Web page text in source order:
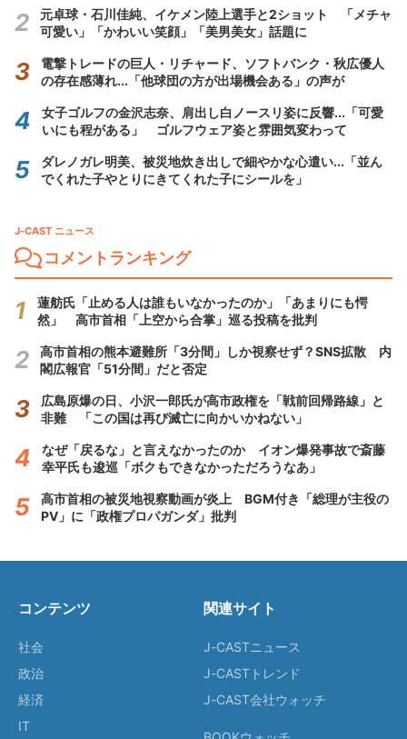
元卓球・石川佳純、イケメン陸上選手と2ショット 「メチャ
可愛い」「かわいい笑顔」「美男美女」話題に
電撃トレードの巨人・リチャード、ソフトバンク・秋広優人
の存在感薄れ...「他球団の方が出場機会ある」の声が
女子ゴルフの金沢志奈、肩出し白ノースリ姿に反響...「可愛
いにも程がある」 ゴルフウェア姿と雰囲気変わって
ダレノガレ明美、被災地炊き出しで細やかな心遣い...「並ん
でくれた子やとりにきてくれた子にシールを」
J-CAST ニュース
コメントランキング
蓮舫氏「止める人は誰もいなかったのか」「あまりにも愕
然」 高市首相「上空から合掌」巡る投稿を批判
高市首相の熊本避難所「3分間」しか視察せず？SNS拡散 内
閣広報官「51分間」だと否定
広島原爆の日、小沢一郎氏が高市政権を「戦前回帰路線」と
非難 「この国は再び滅亡に向かいかねない」
なぜ「戻るな」と言えなかったのか イオン爆発事故で斎藤
幸平氏も逡巡「ボクもできなかっただろうなあ」
高市首相の被災地視察動画が炎上 BGM付き「総理が主役の
PV」に「政権プロパガンダ」批判
コンテンツ
社会
政治
経済
IT
関連サイト
J-CASTニュース
J-CASTトレンド
J-CAST会社ウォッチ